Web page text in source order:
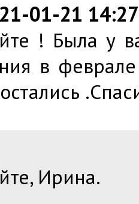
01-21
! Была у
в
Ирина.